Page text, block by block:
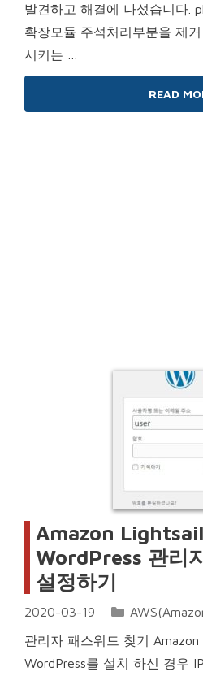
발견하고 해결에 나섰습니다.
확장모듈 주석처리부분을 제
시키는 …
READ
Amazon
WordPress 관리
설정하기
2020-03-19 Categories
관리자 패스워드 찾기 Amazon
WordPress를 설치 하신 경우